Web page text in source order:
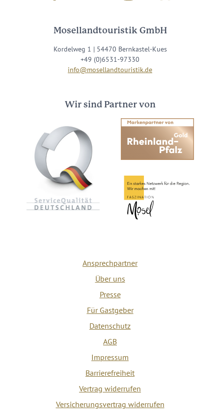
Mosellandtouristik GmbH
Kordelweg 1 | 54470 Bernkastel-Kues
+49 (0)6531-97330
info@mosellandtouristik.de
Wir sind Partner von
Ansprechpartner
Über uns
Presse
Für Gastgeber
Datenschutz
AGB
Impressum
Barrierefreiheit
Vertrag widerrufen
Versicherungsvertrag widerrufen